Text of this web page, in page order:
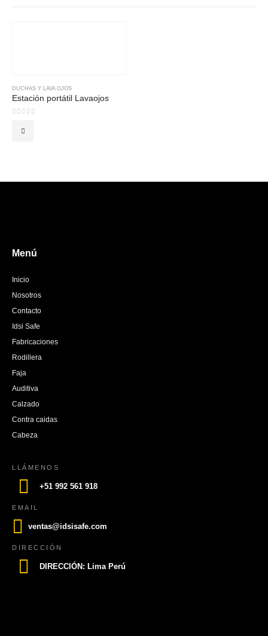
DUCHAS Y LAVA OJOS
Estación portátil Lavaojos
Menú
Inicio
Nosotros
Contacto
Idsi Safe
Fabricaciones
Rodillera
Faja
Auditiva
Calzado
Contra caidas
Cabeza
LLÁMENOS
+51 992 561 918
EMAIL
ventas@idsisafe.com
DIRECCIÓN
DIRECCIÓN: Lima Perú